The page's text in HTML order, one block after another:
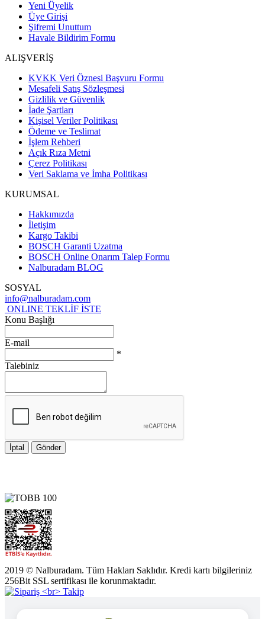
Yeni Üyelik
Üye Girişi
Şifremi Unuttum
Havale Bildirim Formu
ALIŞVERİŞ
KVKK Veri Öznesi Başvuru Formu
Mesafeli Satış Sözleşmesi
Gizlilik ve Güvenlik
İade Şartları
Kişisel Veriler Politikası
Ödeme ve Teslimat
İşlem Rehberi
Açık Rıza Metni
Çerez Politikası
Veri Saklama ve İmha Politikası
KURUMSAL
Hakkımızda
İletişim
Kargo Takibi
BOSCH Garanti Uzatma
BOSCH Online Onarım Talep Formu
Nalburadam BLOG
SOSYAL
info@nalburadam.com
ONLINE TEKLİF İSTE
Konu Başlığı
E-mail
*
Talebiniz
İptal Gönder
2019 © Nalburadam. Tüm Hakları Saklıdır. Kredi kartı bilgileriniz
256Bit SSL sertifikası ile korunmaktadır.